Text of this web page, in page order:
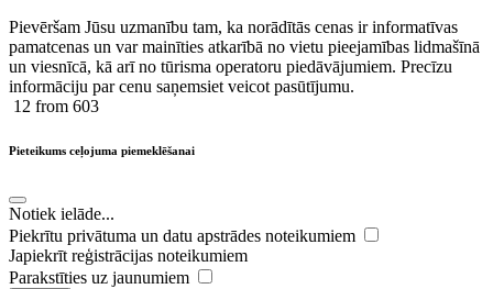
Pievēršam Jūsu uzmanību tam, ka norādītās cenas ir ​informatīvas ​
pamatcenas un var mainīties atkarībā ​no ​vietu pieejamības lidmašīnā
un viesnīcā, kā arī no tūrisma operatoru piedāvājumiem. Precīzu
informāciju par cenu saņemsiet veicot pasūtījumu.
12 from 603
Pieteikums ceļojuma piemeklēšanai
Notiek ielāde...
Piekrītu privātuma un datu apstrādes noteikumiem
Japiekrīt reģistrācijas noteikumiem
Parakstīties uz jaunumiem